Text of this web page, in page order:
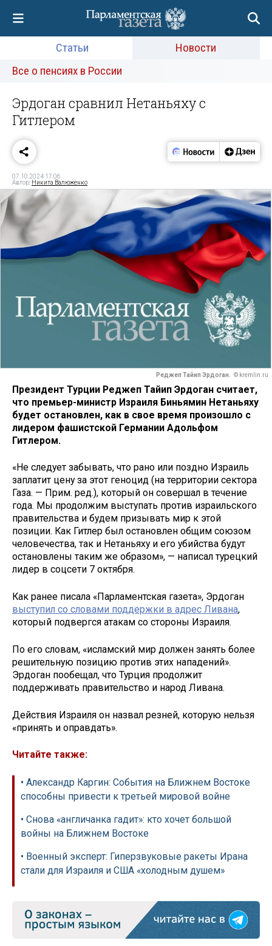
Статьи
Новости
Все о пенсиях в России
Эрдоган сравнил Нетаньяху с
Гитлером
07.10.2024 17:06
Автор: Никита Валюженко
Реджеп Тайип Эрдоган. © kremlin.ru
Президент Турции Реджеп Тайип Эрдоган считает,
что премьер-министр Израиля Биньямин Нетаньяху
будет остановлен, как в свое время произошло с
лидером фашистской Германии Адольфом
Гитлером.
«Не следует забывать, что рано или поздно Израиль
заплатит цену за этот геноцид (на территории сектора
Газа. — Прим. ред.), который он совершал в течение
года. Мы продолжим выступать против израильского
правительства и будем призывать мир к этой
позиции. Как Гитлер был остановлен общим союзом
человечества, так и Нетаньяху и его убийства будут
остановлены таким же образом», — написал турецкий
лидер в соцсети 7 октября.
Как ранее писала «Парламентская газета», Эрдоган
выступил со словами поддержки в адрес Ливана,
который подвергся атакам со стороны Израиля.
По его словам, «исламский мир должен занять более
решительную позицию против этих нападений».
Эрдоган пообещал, что Турция продолжит
поддерживать правительство и народ Ливана.
Действия Израиля он назвал резней, которую нельзя
«принять и оправдать».
Читайте также:
• Александр Каргин: События на Ближнем Востоке
способны привести к третьей мировой войне
• Снова «англичанка гадит»: кто хочет большой
войны на Ближнем Востоке
• Военный эксперт: Гиперзвуковые ракеты Ирана
стали для Израиля и США «холодным душем»